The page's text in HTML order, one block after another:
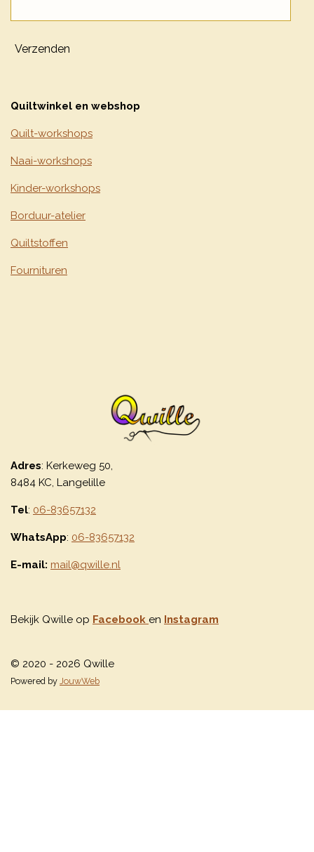
Verzenden
Quiltwinkel en webshop
Quilt-workshops
Naai-workshops
Kinder-workshops
Borduur-atelier
Quiltstoffen
Fournituren
Adres: Kerkeweg 50,
8484 KC, Langelille
Tel: 06-83657132
WhatsApp: 06-83657132
E-mail: mail@qwille.nl
Bekijk Qwille op Facebook en Instagram
© 2020 - 2026 Qwille
Powered by JouwWeb